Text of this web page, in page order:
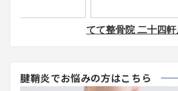
腱鞘炎でお悩みの方はこちら